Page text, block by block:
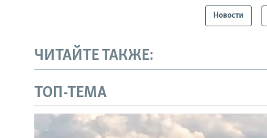
Новости
ЧИТАЙТЕ ТАКЖЕ:
ТОП-ТЕМА